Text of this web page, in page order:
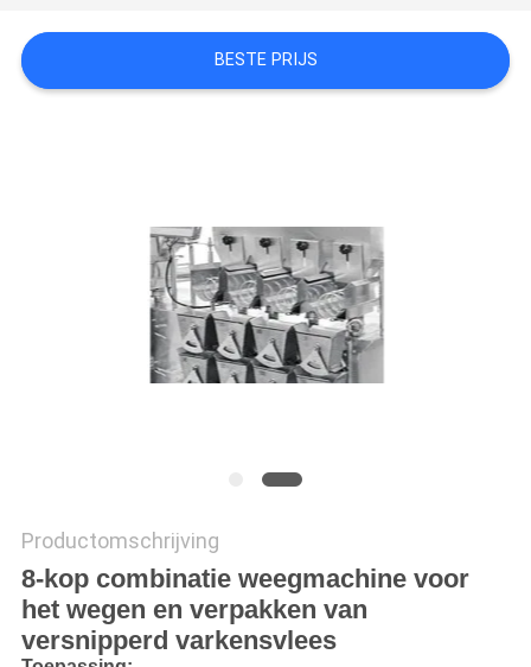
GEVALLEN
PRIVACYBELEID
BESTE PRIJS
Productomschrijving
8-kop combinatie weegmachine voor
het wegen en verpakken van
versnipperd varkensvlees